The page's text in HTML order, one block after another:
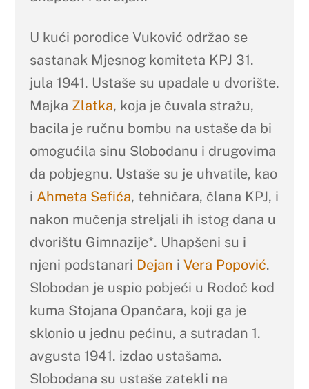
U kući porodice Vuković održao se
sastanak Mjesnog komiteta KPJ 31.
jula 1941. Ustaše su upadale u dvorište.
Majka Zlatka, koja je čuvala stražu,
bacila je ručnu bombu na ustaše da bi
omogućila sinu Slobodanu i drugovima
da pobjegnu. Ustaše su je uhvatile, kao
i Ahmeta Sefića, tehničara, člana KPJ, i
nakon mučenja streljali ih istog dana u
dvorištu Gimnazije*. Uhapšeni su i
njeni podstanari Dejan i Vera Popović.
Slobodan je uspio pobjeći u Rodoč kod
kuma Stojana Opančara, koji ga je
sklonio u jednu pećinu, a sutradan 1.
avgusta 1941. izdao ustašama.
Slobodana su ustaše zatekli na